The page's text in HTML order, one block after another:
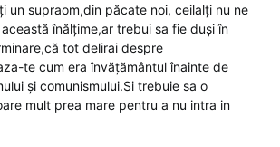
un supraom,din păcate noi, ceilalți nu ne
înălțime,ar trebui sa fie duși în
tot delirai despre
te cum era învățământul înainte de
și comunismului.Si trebuie sa o
mult prea mare pentru a nu intra in